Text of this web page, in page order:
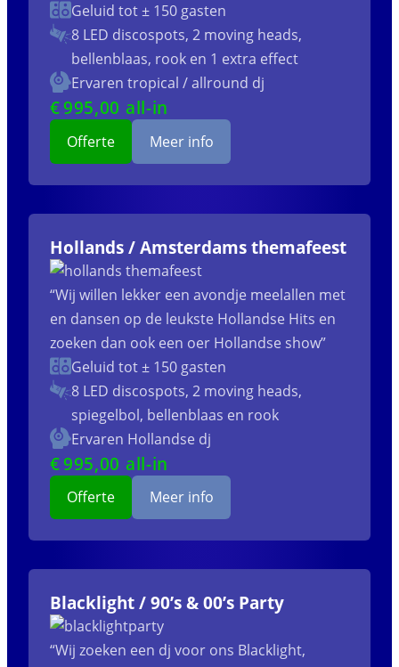
Geluid tot ± 150 gasten
8 LED discospots, 2 moving heads,
bellenblaas, rook en 1 extra effect
Ervaren tropical / allround dj
€995,00 all-in
Offerte Meer info
Hollands / Amsterdams themafeest
“Wij willen lekker een avondje meelallen met
en dansen op de leukste Hollandse Hits en
zoeken dan ook een oer Hollandse show”
Geluid tot ± 150 gasten
8 LED discospots, 2 moving heads,
spiegelbol, bellenblaas en rook
Ervaren Hollandse dj
€995,00 all-in
Offerte Meer info
Blacklight / 90’s & 00’s Party
“Wij zoeken een dj voor ons Blacklight,